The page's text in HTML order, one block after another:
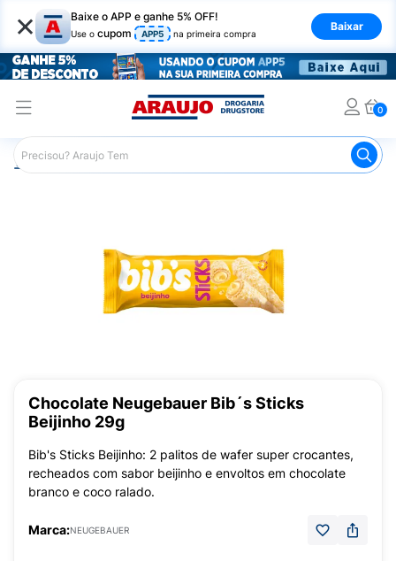
× Baixe o APP e ganhe 5% OFF!
Use o cupom APP5 na primeira compra
Baixar
0
Araujo Mercado Tablete de Chocolate
Chocolate Neugebauer Bib´s Sticks
Beijinho 29g
Bib's Sticks Beijinho: 2 palitos de wafer super crocantes,
recheados com sabor beijinho e envoltos em chocolate
branco e coco ralado.
Marca:NEUGEBAUER